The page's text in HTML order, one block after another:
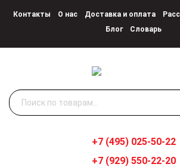
Контакты О нас Доставка и оплата
Блог
Словарь
Искать:
+7 (495) 025-50-22
+7 (929) 550-22-20